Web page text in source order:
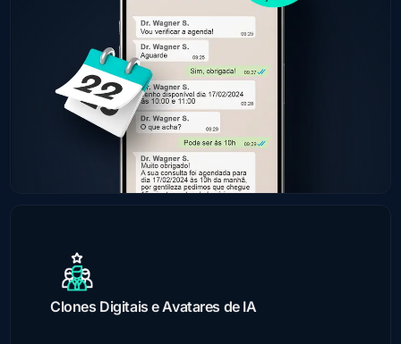
Clones Digitais e Avatares de IA